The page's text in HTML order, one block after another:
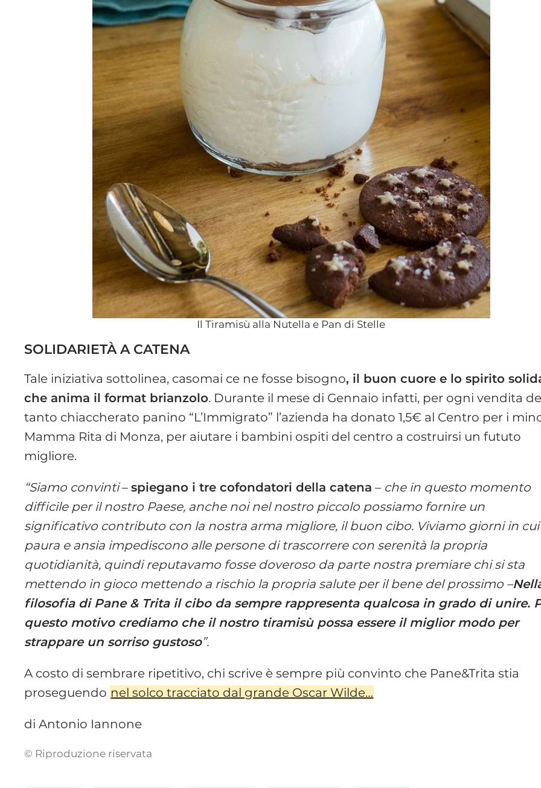
Il Tiramisù alla Nutella e Pan di Stelle
SOLIDARIETÀ A CATENA
Tale iniziativa sottolinea, casomai ce ne fosse bisogno, il buon cuore e lo spirito
che anima il format brianzolo. Durante il mese di Gennaio infatti, per ogni vendita
tanto chiaccherato panino “L’Immigrato” l’azienda ha donato 1,5€ al Centro per i
Mamma Rita di Monza, per aiutare i bambini ospiti del centro a costruirsi un fututo
migliore.
“Siamo convinti–spiegano i tre cofondatori della catena – che in questo momento
difficile per il nostro Paese, anche noi nel nostro piccolo possiamo fornire un
significativo contributo con la nostra arma migliore, il buon cibo. Viviamo giorni in cui
paura e ansia impediscono alle persone di trascorrere con serenità la propria
quotidianità, quindi reputavamo fosse doveroso da parte nostra premiare chi si sta
mettendo in gioco mettendo a rischio la propria salute per il bene del prossimo –
filosofia di Pane & Trita il cibo da sempre rappresenta qualcosa in grado di unire.
questo motivo crediamo che il nostro tiramisù possa essere il miglior modo per
strappare un sorriso gustoso”.
A costo di sembrare ripetitivo, chi scrive è sempre più convinto che Pane&Trita stia
proseguendo nel solco tracciato dal grande Oscar Wilde…
di Antonio Iannone
© Riproduzione riservata